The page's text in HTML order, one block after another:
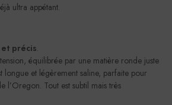
ultra appétant.
précis.
équilibrée par une matière ronde juste
longue et légèrement saline, parfaite pour
l’Oregon. Tout est subtil mais très